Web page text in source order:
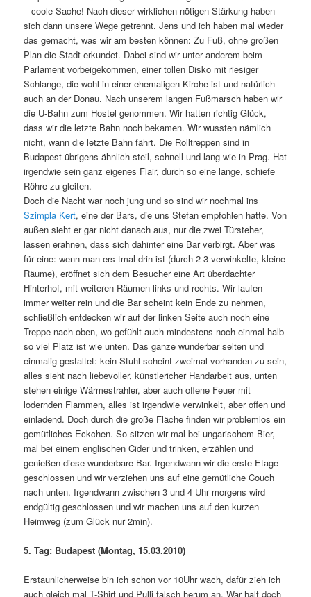
– coole Sache! Nach dieser wirklichen nötigen Stärkung haben
sich dann unsere Wege getrennt. Jens und ich haben mal wieder
das gemacht, was wir am besten können: Zu Fuß, ohne großen
Plan die Stadt erkundet. Dabei sind wir unter anderem beim
Parlament vorbeigekommen, einer tollen Disko mit riesiger
Schlange, die wohl in einer ehemaligen Kirche ist und natürlich
auch an der Donau. Nach unserem langen Fußmarsch haben wir
die U-Bahn zum Hostel genommen. Wir hatten richtig Glück,
dass wir die letzte Bahn noch bekamen. Wir wussten nämlich
nicht, wann die letzte Bahn fährt. Die Rolltreppen sind in
Budapest übrigens ähnlich steil, schnell und lang wie in Prag. Hat
irgendwie sein ganz eigenes Flair, durch so eine lange, schiefe
Röhre zu gleiten.
Doch die Nacht war noch jung und so sind wir nochmal ins
Szimpla Kert, eine der Bars, die uns Stefan empfohlen hatte. Von
außen sieht er gar nicht danach aus, nur die zwei Türsteher,
lassen erahnen, dass sich dahinter eine Bar verbirgt. Aber was
für eine: wenn man ers tmal drin ist (durch 2-3 verwinkelte, kleine
Räume), eröffnet sich dem Besucher eine Art überdachter
Hinterhof, mit weiteren Räumen links und rechts. Wir laufen
immer weiter rein und die Bar scheint kein Ende zu nehmen,
schließlich entdecken wir auf der linken Seite auch noch eine
Treppe nach oben, wo gefühlt auch mindestens noch einmal halb
so viel Platz ist wie unten. Das ganze wunderbar selten und
einmalig gestaltet: kein Stuhl scheint zweimal vorhanden zu sein,
alles sieht nach liebevoller, künstlericher Handarbeit aus, unten
stehen einige Wärmestrahler, aber auch offene Feuer mit
lodernden Flammen, alles ist irgendwie verwinkelt, aber offen und
einladend. Doch durch die große Fläche finden wir problemlos ein
gemütliches Eckchen. So sitzen wir mal bei ungarischem Bier,
mal bei einem englischen Cider und trinken, erzählen und
genießen diese wunderbare Bar. Irgendwann wir die erste Etage
geschlossen und wir verziehen uns auf eine gemütliche Couch
nach unten. Irgendwann zwischen 3 und 4 Uhr morgens wird
endgültig geschlossen und wir machen uns auf den kurzen
Heimweg (zum Glück nur 2min).
5. Tag: Budapest (Montag, 15.03.2010)
Erstaunlicherweise bin ich schon vor 10Uhr wach, dafür zieh ich
auch gleich mal T-Shirt und Pulli falsch herum an. War halt doch